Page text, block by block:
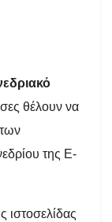
θέλουν να
της Ε-
ιστοσελίδας